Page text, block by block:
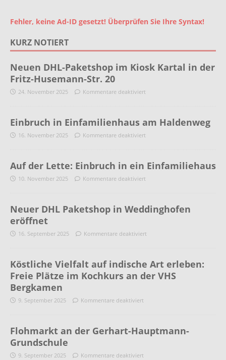
Fehler, keine Ad-ID gesetzt! Überprüfen Sie Ihre Syntax!
KURZ NOTIERT
Neuen DHL-Paketshop im Kiosk Kartal in der
Fritz-Husemann-Str. 20
24. November 2025 Kommentare deaktiviert
Einbruch in Einfamilienhaus am Haldenweg
16. November 2025 Kommentare deaktiviert
Auf der Lette: Einbruch in ein Einfamiliehaus
10. November 2025 Kommentare deaktiviert
Neuer DHL Paketshop in Weddinghofen
eröffnet
16. September 2025 Kommentare deaktiviert
Köstliche Vielfalt auf indische Art erleben:
Freie Plätze im Kochkurs an der VHS
Bergkamen
9. September 2025 Kommentare deaktiviert
Flohmarkt an der Gerhart-Hauptmann-
Grundschule
9. September 2025 Kommentare deaktiviert